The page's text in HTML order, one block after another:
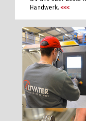
Handwerk. <<<